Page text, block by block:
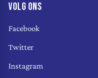
VOLG ONS
Facebook
Twitter
Instagram